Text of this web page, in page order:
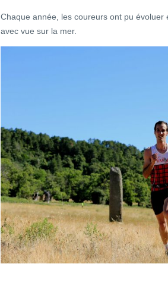
Chaque année, les coureurs ont pu
avec vue sur la mer.